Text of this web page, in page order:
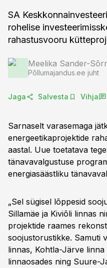
SA
rohelise
rahastusvooru
Meelika Sander-
Põllumajandus.ee juht
Jaga Salvesta Vihja
Sarnaselt varasemaga
energeetikaprojektide
aastal. Uue toetatava
tänavavalgustuse
energiasäästliku
„Sel sügisel lõppesid
Sillamäe ja Kiviõli linnas
projektide raames
soojustorustikke. Samuti
linnas, Kohtla-Järve
linnaosades ning Suure-